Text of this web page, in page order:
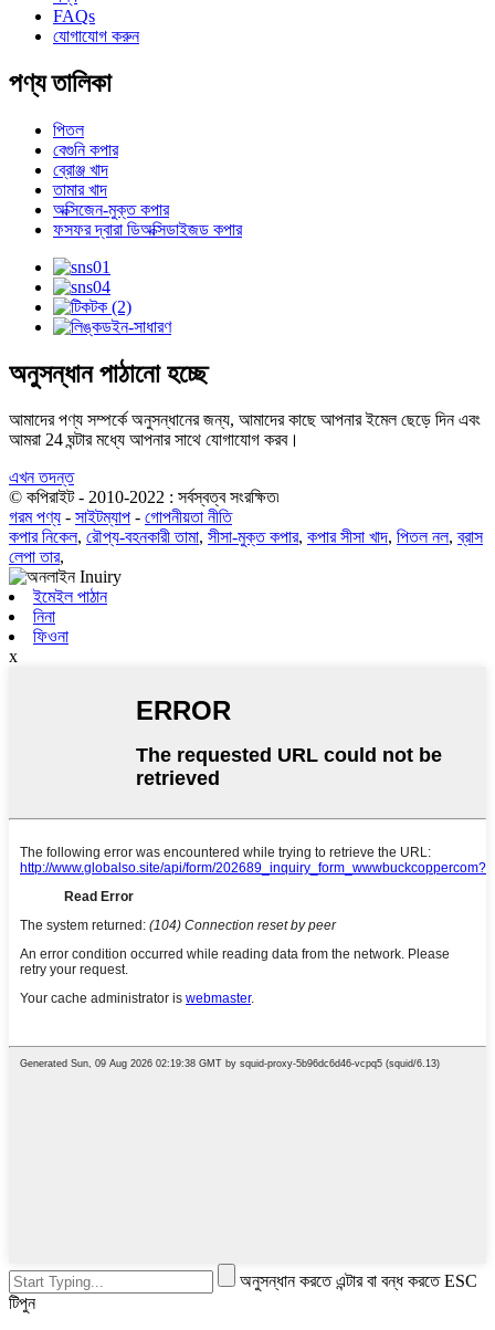
FAQs
যোগাযোগ করুন
পণ্য তালিকা
পিতল
বেগুনি কপার
ব্রোঞ্জ খাদ
তামার খাদ
অক্সিজেন-মুক্ত কপার
ফসফর দ্বারা ডিঅক্সিডাইজড কপার
অনুসন্ধান পাঠানো হচ্ছে
আমাদের পণ্য সম্পর্কে অনুসন্ধানের জন্য, আমাদের কাছে আপনার ইমেল ছেড়ে দিন এবং
আমরা 24 ঘন্টার মধ্যে আপনার সাথে যোগাযোগ করব।
এখন তদন্ত
© কপিরাইট - 2010-2022 : সর্বস্বত্ব সংরক্ষিত৷
গরম পণ্য - সাইটম্যাপ - গোপনীয়তা নীতি
কপার নিকেল, রৌপ্য-বহনকারী তামা, সীসা-মুক্ত কপার, কপার সীসা খাদ, পিতল নল,ব্রাস
লেপা তার,
ইমেইল পাঠান
নিনা
ফিওনা
x
অনুসন্ধান করতে এন্টার বা বন্ধ করতে ESC
টিপুন